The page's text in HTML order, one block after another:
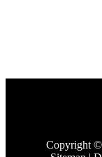
Copyright